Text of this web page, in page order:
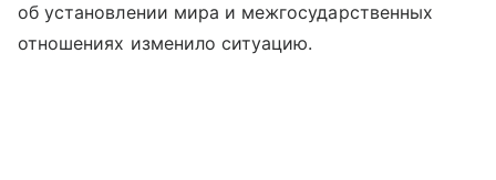
об установлении мира и межгосударственных
отношениях изменило ситуацию.